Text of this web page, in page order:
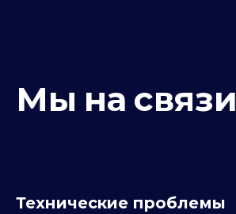
Мы на связи
Технические проблемы